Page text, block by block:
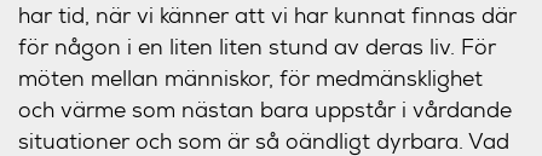
har tid, när vi känner att vi har kunnat finnas där
för någon i en liten liten stund av deras liv. För
möten mellan människor, för medmänsklighet
och värme som nästan bara uppstår i vårdande
situationer och som är så oändligt dyrbara. Vad